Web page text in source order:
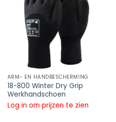
ARM- EN HANDBESCHERMING
18-800 Winter Dry Grip
Werkhandschoen
Log in om prijzen te zien